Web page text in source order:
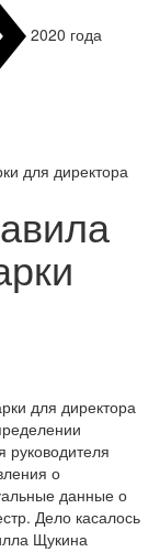
1|
для директора
о
данные о
Дело касалось
Щукина